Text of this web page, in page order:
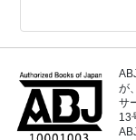
が
サ
13